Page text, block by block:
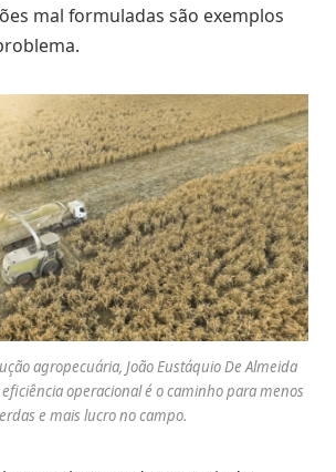
mal formuladas são exemplos
agropecuária, João Eustáquio De Almeida
operacional é o caminho para menos
e mais lucro no campo.